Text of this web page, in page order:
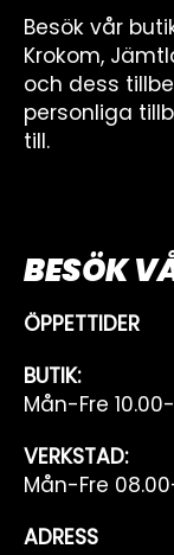
Besök vår
Krokom,
och dess
personliga
till.
BESÖK
ÖPPETTIDER
BUTIK:
Mån-Fre
VERKSTAD:
Mån-Fre
ADRESS